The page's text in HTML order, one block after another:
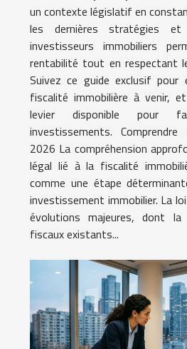
un contexte législatif en
les dernières stratégies
investisseurs immobiliers
rentabilité tout en respectant
Suivez ce guide exclusif pour
fiscalité immobilière à venir,
levier disponible pour
investissements. Comprendre
2026 La compréhension
légal lié à la fiscalité
comme une étape
investissement immobilier. La
évolutions majeures, dont
fiscaux existants...